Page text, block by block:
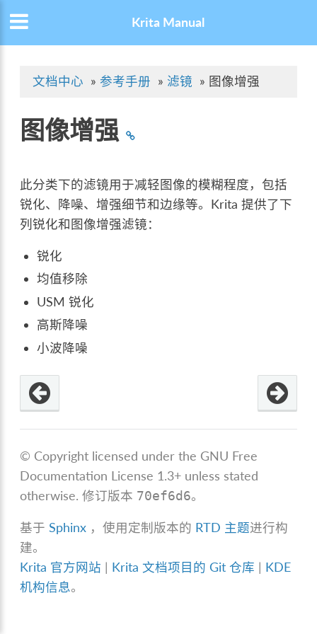
Krita Manual
文档中心 » 参考手册 » 滤镜 » 图像增强
图像增强
此分类下的滤镜用于减轻图像的模糊程度，包括
锐化、降噪、增强细节和边缘等。Krita 提供了下
列锐化和图像增强滤镜：
锐化
均值移除
USM 锐化
高斯降噪
小波降噪
© Copyright licensed under the GNU Free
Documentation License 1.3+ unless stated
otherwise.修订版本 70ef6d6。
基于Sphinx ，使用定制版本的 RTD 主题进行构
建。
Krita 官方网站 | Krita 文档项目的 Git 仓库 | KDE
机构信息。